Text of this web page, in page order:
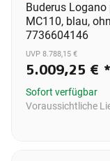
Buderus Logano
MC110, blau,
7736604146
UVP 8.788,15 €
5.009,25 € *
Sofort verfügbar
Voraussichtliche